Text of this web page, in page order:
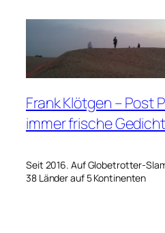
Frank Klötgen – Post
immer frische
Seit 2016. Auf Globetrotter-
38 Länder auf 5 Kontinenten